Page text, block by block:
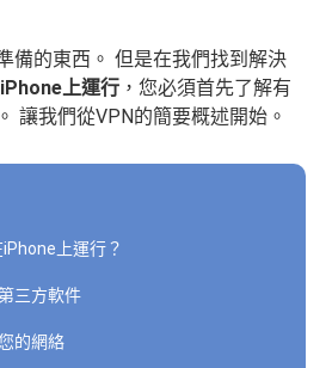
備的東西。 但是在我們找到解決
上運行 ，您必須首先了解有
讓我們從VPN的簡要概述開始。
上運行？
三方軟件
的網絡